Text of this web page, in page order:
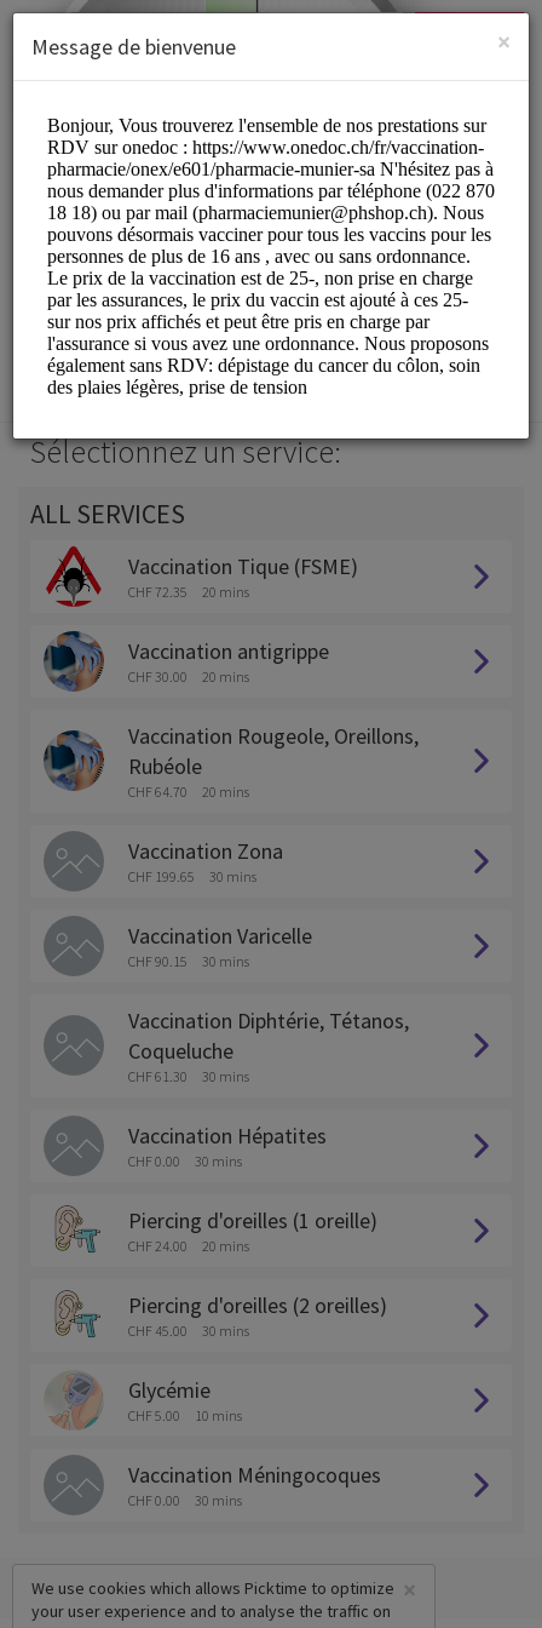
S'INSCRIRE
Pharmacie Munier SA
Medical/Pharmacy
Sélectionnez un service:
ALL SERVICES
Vaccination Tique (FSME)
CHF 72.35 20 mins
Vaccination antigrippe
CHF 30.00 20 mins
Vaccination Rougeole, Oreillons,
Rubéole
CHF 64.70 20 mins
Vaccination Zona
CHF 199.65 30 mins
Vaccination Varicelle
CHF 90.15 30 mins
Vaccination Diphtérie, Tétanos,
Coqueluche
CHF 61.30 30 mins
Vaccination Hépatites
CHF 0.00 30 mins
Piercing d'oreilles (1 oreille)
CHF 24.00 20 mins
Piercing d'oreilles (2 oreilles)
CHF 45.00 30 mins
Glycémie
CHF 5.00 10 mins
Vaccination Méningocoques
CHF 0.00 30 mins
×
We use cookies which allows Picktime to optimize
your user experience and to analyse the traffic on
×
Message de bienvenue